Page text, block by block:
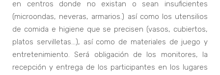
en centros donde no existan o sean insuficientes
(microondas, neveras, armarios.) así como los utensilios
de comida e higiene que se precisen (vasos, cubiertos,
platos servilletas...), así como de materiales de juego y
entretenimiento. Será obligación de los monitores, la
recepción y entrega de los participantes en los lugares